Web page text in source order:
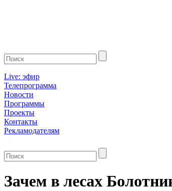
Live: эфир
Телепрограмма
Новости
Программы
Проекты
Контакты
Рекламодателям
Зачем в лесах